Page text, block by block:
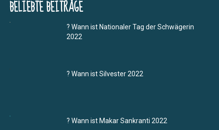
BELIEBTE BEITRÄGE
? Wann ist Nationaler Tag der Schwägerin
2022
? Wann ist Silvester 2022
? Wann ist Makar Sankranti 2022